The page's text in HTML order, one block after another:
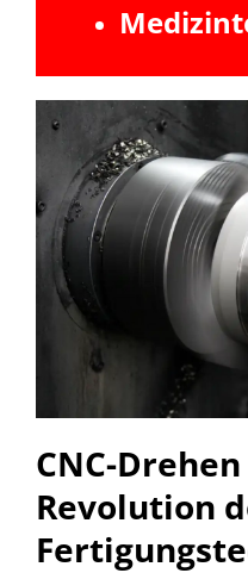
CNC-Drehen
Revolution